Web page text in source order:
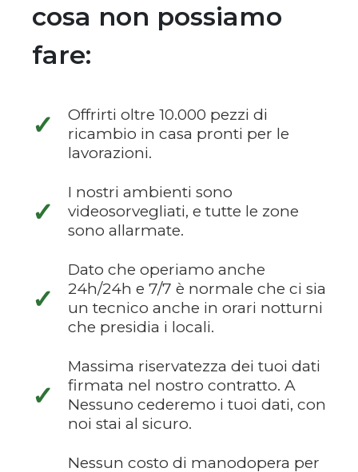
cosa non possiamo
fare:
✓
Offrirti oltre 10.000 pezzi di
ricambio in casa pronti per le
lavorazioni.
✓
I nostri ambienti sono
videosorvegliati, e tutte le zone
sono allarmate.
✓
Dato che operiamo anche
24h/24h e 7/7 è normale che ci sia
un tecnico anche in orari notturni
che presidia i locali.
✓
Massima riservatezza dei tuoi dati
firmata nel nostro contratto. A
Nessuno cederemo i tuoi dati, con
noi stai al sicuro.
Nessun costo di manodopera per